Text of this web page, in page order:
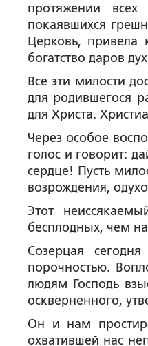
протяжении
покаявшихся
Церковь, привела
богатство даров
Все эти милости
для родившегося
для Христа.
Через особое
голос и говорит:
сердце! Пусть
возрождения,
Этот
бесплодных, чем
Созерцая
порочностью.
людям Господь
оскверненного,
Он и нам
охватившей нас